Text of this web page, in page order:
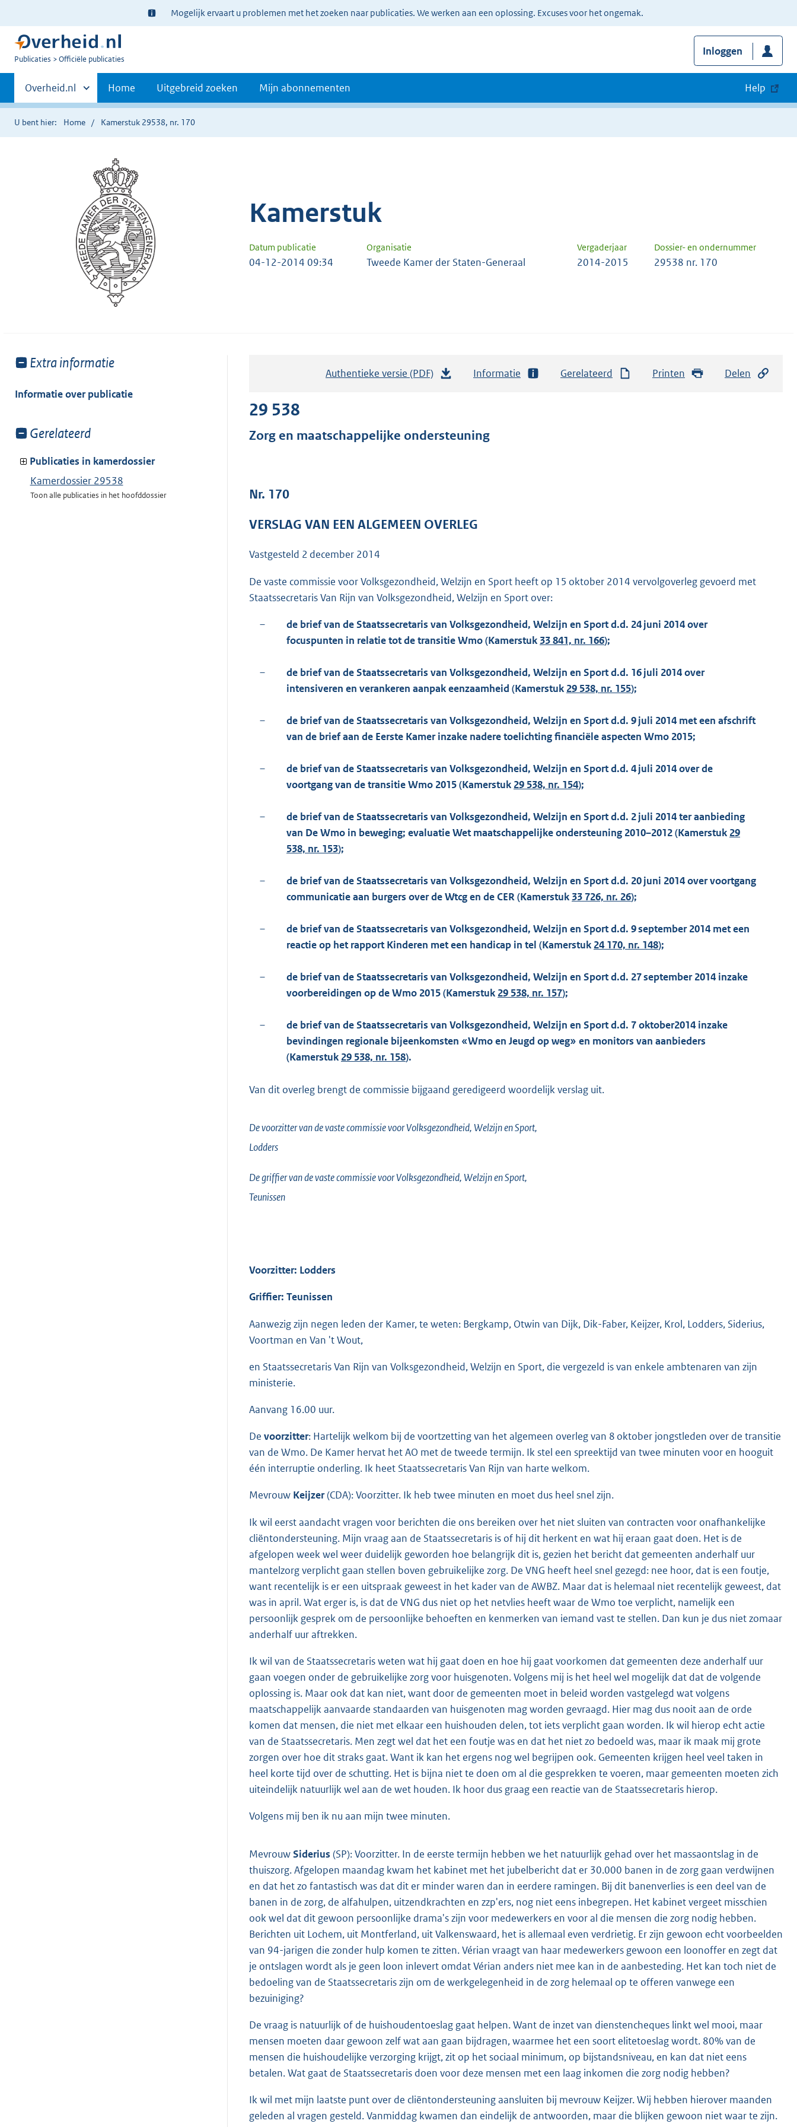
Ter
informatie:
Mogelijk ervaart u problemen met het zoeken naar publicaties. We werken aan een oplossing. Excuses voor het ongemak.
U
Publicaties Officiële publicaties
Inloggen
Primaire
navigatie
Andere
sites
binnen
Overheid.nl Home Uitgebreid zoeken Mijn abonnementen Help
U bent hier: Home Kamerstuk 29538, nr. 170
Kamerstuk
Datum publicatie Organisatie Vergaderjaar Dossier- en ondernummer
04-12-2014 09:34 Tweede Kamer der Staten-Generaal 2014-2015 29538 nr. 170
Toon
van:
Extra informatie
Informatie over publicatie
Toon
van:
Gerelateerd
Publicaties in kamerdossier
Kamerdossier 29538
Toon alle publicaties in het hoofddossier
Authentieke versie (PDF)
a
r
t
e
8
2
b
Informatie Gerelateerd Printen Delen
29 538
Zorg en maatschappelijke ondersteuning
Nr. 170
VERSLAG VAN EEN ALGEMEEN OVERLEG
Vastgesteld 2 december 2014
De vaste commissie voor Volksgezondheid, Welzijn en Sport heeft op 15 oktober 2014 vervolgoverleg gevoerd met
Staatssecretaris Van Rijn van Volksgezondheid, Welzijn en Sport over:
–
de brief van de Staatssecretaris van Volksgezondheid, Welzijn en Sport d.d. 24 juni 2014 over
focuspunten in relatie tot de transitie Wmo (Kamerstuk 33 841, nr. 166);
–
de brief van de Staatssecretaris van Volksgezondheid, Welzijn en Sport d.d. 16 juli 2014 over
intensiveren en verankeren aanpak eenzaamheid (Kamerstuk 29 538, nr. 155);
–
de brief van de Staatssecretaris van Volksgezondheid, Welzijn en Sport d.d. 9 juli 2014 met een afschrift
van de brief aan de Eerste Kamer inzake nadere toelichting financiële aspecten Wmo 2015;
–
de brief van de Staatssecretaris van Volksgezondheid, Welzijn en Sport d.d. 4 juli 2014 over de
voortgang van de transitie Wmo 2015 (Kamerstuk 29 538, nr. 154);
–
de brief van de Staatssecretaris van Volksgezondheid, Welzijn en Sport d.d. 2 juli 2014 ter aanbieding
van De Wmo in beweging; evaluatie Wet maatschappelijke ondersteuning 2010–2012 (Kamerstuk 29
538, nr. 153);
–
de brief van de Staatssecretaris van Volksgezondheid, Welzijn en Sport d.d. 20 juni 2014 over voortgang
communicatie aan burgers over de Wtcg en de CER (Kamerstuk 33 726, nr. 26);
–
de brief van de Staatssecretaris van Volksgezondheid, Welzijn en Sport d.d. 9 september 2014 met een
reactie op het rapport Kinderen met een handicap in tel (Kamerstuk 24 170, nr. 148);
–
de brief van de Staatssecretaris van Volksgezondheid, Welzijn en Sport d.d. 27 september 2014 inzake
voorbereidingen op de Wmo 2015 (Kamerstuk 29 538, nr. 157);
–
de brief van de Staatssecretaris van Volksgezondheid, Welzijn en Sport d.d. 7 oktober2014 inzake
bevindingen regionale bijeenkomsten «Wmo en Jeugd op weg» en monitors van aanbieders
(Kamerstuk 29 538, nr. 158).
Van dit overleg brengt de commissie bijgaand geredigeerd woordelijk verslag uit.
De voorzitter van de vaste commissie voor Volksgezondheid, Welzijn en Sport,
Lodders
De griffier van de vaste commissie voor Volksgezondheid, Welzijn en Sport,
Teunissen
Voorzitter: Lodders
Griffier: Teunissen
Aanwezig zijn negen leden der Kamer, te weten: Bergkamp, Otwin van Dijk, Dik-Faber, Keijzer, Krol, Lodders, Siderius,
Voortman en Van 't Wout,
en Staatssecretaris Van Rijn van Volksgezondheid, Welzijn en Sport, die vergezeld is van enkele ambtenaren van zijn
ministerie.
Aanvang 16.00 uur.
De voorzitter: Hartelijk welkom bij de voortzetting van het algemeen overleg van 8 oktober jongstleden over de transitie
van de Wmo. De Kamer hervat het AO met de tweede termijn. Ik stel een spreektijd van twee minuten voor en hooguit
één interruptie onderling. Ik heet Staatssecretaris Van Rijn van harte welkom.
Mevrouw Keijzer(CDA): Voorzitter. Ik heb twee minuten en moet dus heel snel zijn.
Ik wil eerst aandacht vragen voor berichten die ons bereiken over het niet sluiten van contracten voor onafhankelijke
cliëntondersteuning. Mijn vraag aan de Staatssecretaris is of hij dit herkent en wat hij eraan gaat doen. Het is de
afgelopen week wel weer duidelijk geworden hoe belangrijk dit is, gezien het bericht dat gemeenten anderhalf uur
mantelzorg verplicht gaan stellen boven gebruikelijke zorg. De VNG heeft heel snel gezegd: nee hoor, dat is een foutje,
want recentelijk is er een uitspraak geweest in het kader van de AWBZ. Maar dat is helemaal niet recentelijk geweest, dat
was in april. Wat erger is, is dat de VNG dus niet op het netvlies heeft waar de Wmo toe verplicht, namelijk een
persoonlijk gesprek om de persoonlijke behoeften en kenmerken van iemand vast te stellen. Dan kun je dus niet zomaar
anderhalf uur aftrekken.
Ik wil van de Staatssecretaris weten wat hij gaat doen en hoe hij gaat voorkomen dat gemeenten deze anderhalf uur
gaan voegen onder de gebruikelijke zorg voor huisgenoten. Volgens mij is het heel wel mogelijk dat dat de volgende
oplossing is. Maar ook dat kan niet, want door de gemeenten moet in beleid worden vastgelegd wat volgens
maatschappelijk aanvaarde standaarden van huisgenoten mag worden gevraagd. Hier mag dus nooit aan de orde
komen dat mensen, die niet met elkaar een huishouden delen, tot iets verplicht gaan worden. Ik wil hierop echt actie
van de Staatssecretaris. Men zegt wel dat het een foutje was en dat het niet zo bedoeld was, maar ik maak mij grote
zorgen over hoe dit straks gaat. Want ik kan het ergens nog wel begrijpen ook. Gemeenten krijgen heel veel taken in
heel korte tijd over de schutting. Het is bijna niet te doen om al die gesprekken te voeren, maar gemeenten moeten zich
uiteindelijk natuurlijk wel aan de wet houden. Ik hoor dus graag een reactie van de Staatssecretaris hierop.
Volgens mij ben ik nu aan mijn twee minuten.
MevrouwSiderius (SP): Voorzitter. In de eerste termijn hebben we het natuurlijk gehad over het massaontslag in de
thuiszorg. Afgelopen maandag kwam het kabinet met het jubelbericht dat er 30.000 banen in de zorg gaan verdwijnen
en dat het zo fantastisch was dat dit er minder waren dan in eerdere ramingen. Bij dit banenverlies is een deel van de
banen in de zorg, de alfahulpen, uitzendkrachten en zzp'ers, nog niet eens inbegrepen. Het kabinet vergeet misschien
ook wel dat dit gewoon persoonlijke drama's zijn voor medewerkers en voor al die mensen die zorg nodig hebben.
Berichten uit Lochem, uit Montferland, uit Valkenswaard, het is allemaal even verdrietig. Er zijn gewoon echt voorbeelden
van 94-jarigen die zonder hulp komen te zitten. Vérian vraagt van haar medewerkers gewoon een loonoffer en zegt dat
je ontslagen wordt als je geen loon inlevert omdat Vérian anders niet mee kan in de aanbesteding. Het kan toch niet de
bedoeling van de Staatssecretaris zijn om de werkgelegenheid in de zorg helemaal op te offeren vanwege een
bezuiniging?
De vraag is natuurlijk of de huishoudentoeslag gaat helpen. Want de inzet van dienstencheques linkt wel mooi, maar
mensen moeten daar gewoon zelf wat aan gaan bijdragen, waarmee het een soort elitetoeslag wordt. 80% van de
mensen die huishoudelijke verzorging krijgt, zit op het sociaal minimum, op bijstandsniveau, en kan dat niet eens
betalen. Wat gaat de Staatssecretaris doen voor deze mensen met een laag inkomen die zorg nodig hebben?
Ik wil met mijn laatste punt over de cliëntondersteuning aansluiten bij mevrouw Keijzer. Wij hebben hierover maanden
geleden al vragen gesteld. Vanmiddag kwamen dan eindelijk de antwoorden, maar die blijken gewoon niet waar te zijn.